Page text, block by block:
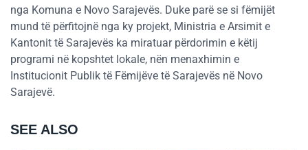
nga Komuna e Novo Sarajevës. Duke parë se si fëmijët
mund të përfitojnë nga ky projekt, Ministria e Arsimit e
Kantonit të Sarajevës ka miratuar përdorimin e këtij
programi në kopshtet lokale, nën menaxhimin e
Institucionit Publik të Fëmijëve të Sarajevës në Novo
Sarajevë.
SEE ALSO